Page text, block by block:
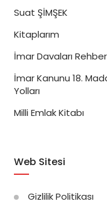
Suat ŞİMŞEK
Kitaplarım
İmar Davaları
İmar Kanunu 18.
Yolları
Milli Emlak Kitabı
Web Sitesi
Gizlilik Politikası